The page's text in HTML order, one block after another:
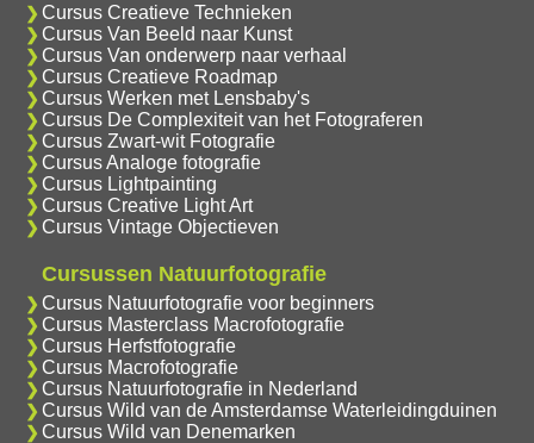
Cursus Creatieve Technieken
Cursus Van Beeld naar Kunst
Cursus Van onderwerp naar verhaal
Cursus Creatieve Roadmap
Cursus Werken met Lensbaby's
Cursus De Complexiteit van het Fotograferen
Cursus Zwart-wit Fotografie
Cursus Analoge fotografie
Cursus Lightpainting
Cursus Creative Light Art
Cursus Vintage Objectieven
Cursussen Natuurfotografie
Cursus Natuurfotografie voor beginners
Cursus Masterclass Macrofotografie
Cursus Herfstfotografie
Cursus Macrofotografie
Cursus Natuurfotografie in Nederland
Cursus Wild van de Amsterdamse Waterleidingduinen
Cursus Wild van Denemarken